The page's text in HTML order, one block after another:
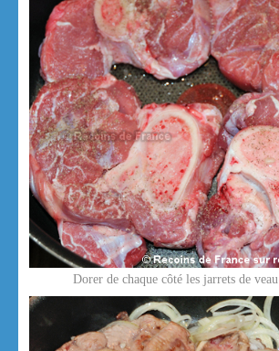
Dorer de chaque côté les jarrets de veau